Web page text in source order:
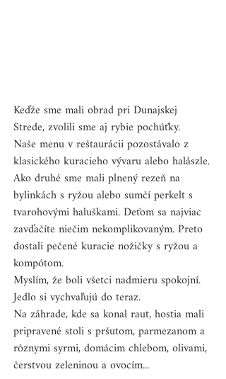
Keďže sme mali obrad pri Dunajskej
Strede, zvolili sme aj rybie pochúťky.
Naše menu v reštaurácii pozostávalo z
klasického kuracieho vývaru alebo halászle.
Ako druhé sme mali plnený rezeň na
bylinkách s ryžou alebo sumčí perkelt s
tvarohovými haluškami. Deťom sa najviac
zavďačíte niečim nekomplikovaným. Preto
dostali pečené kuracie nožičky s ryžou a
kompótom.
Myslím, že boli všetci nadmieru spokojní.
Jedlo si vychvaľujú do teraz.
Na záhrade, kde sa konal raut, hostia mali
pripravené stoli s pršutom, parmezanom a
rôznymi syrmi, domácim chlebom, olivami,
čerstvou zeleninou a ovocím...